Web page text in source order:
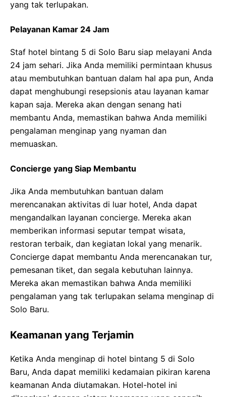
yang tak terlupakan.
Pelayanan Kamar 24 Jam
Staf hotel bintang 5 di Solo Baru siap melayani Anda
24 jam sehari. Jika Anda memiliki permintaan khusus
atau membutuhkan bantuan dalam hal apa pun, Anda
dapat menghubungi resepsionis atau layanan kamar
kapan saja. Mereka akan dengan senang hati
membantu Anda, memastikan bahwa Anda memiliki
pengalaman menginap yang nyaman dan
memuaskan.
Concierge yang Siap Membantu
Jika Anda membutuhkan bantuan dalam
merencanakan aktivitas di luar hotel, Anda dapat
mengandalkan layanan concierge. Mereka akan
memberikan informasi seputar tempat wisata,
restoran terbaik, dan kegiatan lokal yang menarik.
Concierge dapat membantu Anda merencanakan tur,
pemesanan tiket, dan segala kebutuhan lainnya.
Mereka akan memastikan bahwa Anda memiliki
pengalaman yang tak terlupakan selama menginap di
Solo Baru.
Keamanan yang Terjamin
Ketika Anda menginap di hotel bintang 5 di Solo
Baru, Anda dapat memiliki kedamaian pikiran karena
keamanan Anda diutamakan. Hotel-hotel ini